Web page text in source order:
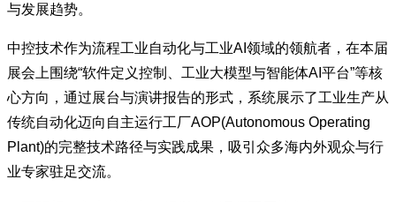
与发展趋势。
中控技术作为流程工业自动化与工业AI领域的领航者，在本届
展会上围绕“软件定义控制、工业大模型与智能体AI平台”等核
心方向，通过展台与演讲报告的形式，系统展示了工业生产从
传统自动化迈向自主运行工厂AOP(Autonomous Operating
Plant)的完整技术路径与实践成果，吸引众多海内外观众与行
业专家驻足交流。